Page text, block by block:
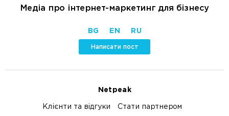
Медіа про інтернет-маркетинг для бізнесу
BG EN RU
Написати пост
Netpeak
Клієнти та відгуки Стати партнером